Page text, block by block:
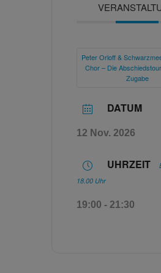
Peter Orloff &
Chor – Die
Zugabe
DATUM
12 Nov. 2026
UHRZEIT
18.00 Uhr
19:00 - 21:30